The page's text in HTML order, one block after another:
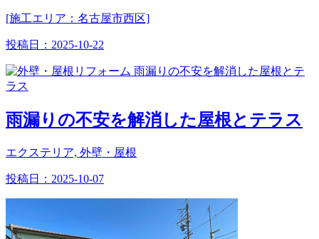
[施工エリア：名古屋市西区]
投稿日： 2025-10-22
雨漏りの不安を解消した屋根とテラス
エクステリア, 外壁・屋根
投稿日： 2025-10-07